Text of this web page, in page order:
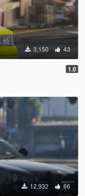
3,150 43
1.0
12,932 66